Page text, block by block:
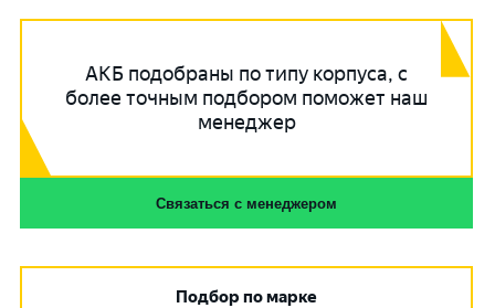
АКБ подобраны по типу корпуса, с
более точным подбором поможет наш
менеджер
Связаться с менеджером
Подбор по марке